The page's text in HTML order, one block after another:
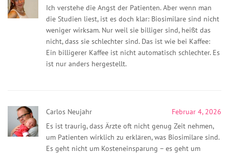
Ich verstehe die Angst der Patienten. Aber wenn man
die Studien liest, ist es doch klar: Biosimilare sind nicht
weniger wirksam. Nur weil sie billiger sind, heißt das
nicht, dass sie schlechter sind. Das ist wie bei Kaffee:
Ein billigerer Kaffee ist nicht automatisch schlechter. Es
ist nur anders hergestellt.
Carlos Neujahr
Februar 4, 2026
Es ist traurig, dass Ärzte oft nicht genug Zeit nehmen,
um Patienten wirklich zu erklären, was Biosimilare sind.
Es geht nicht um Kosteneinsparung – es geht um